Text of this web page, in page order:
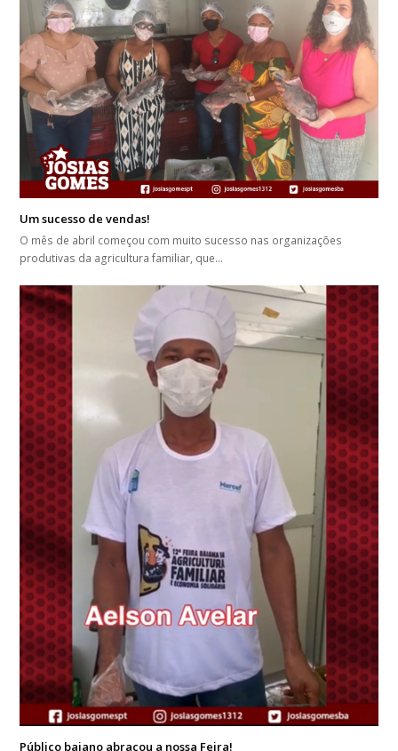
Um sucesso de vendas!
O mês de abril começou com muito sucesso nas organizações
produtivas da agricultura familiar, que…
Público baiano abraçou a nossa Feira!